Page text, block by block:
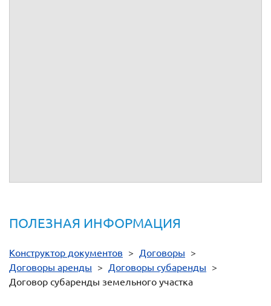
ПОЛЕЗНАЯ ИНФОРМАЦИЯ
Конструктор документов > Договоры >
Договоры аренды > Договоры субаренды >
Договор субаренды земельного участка